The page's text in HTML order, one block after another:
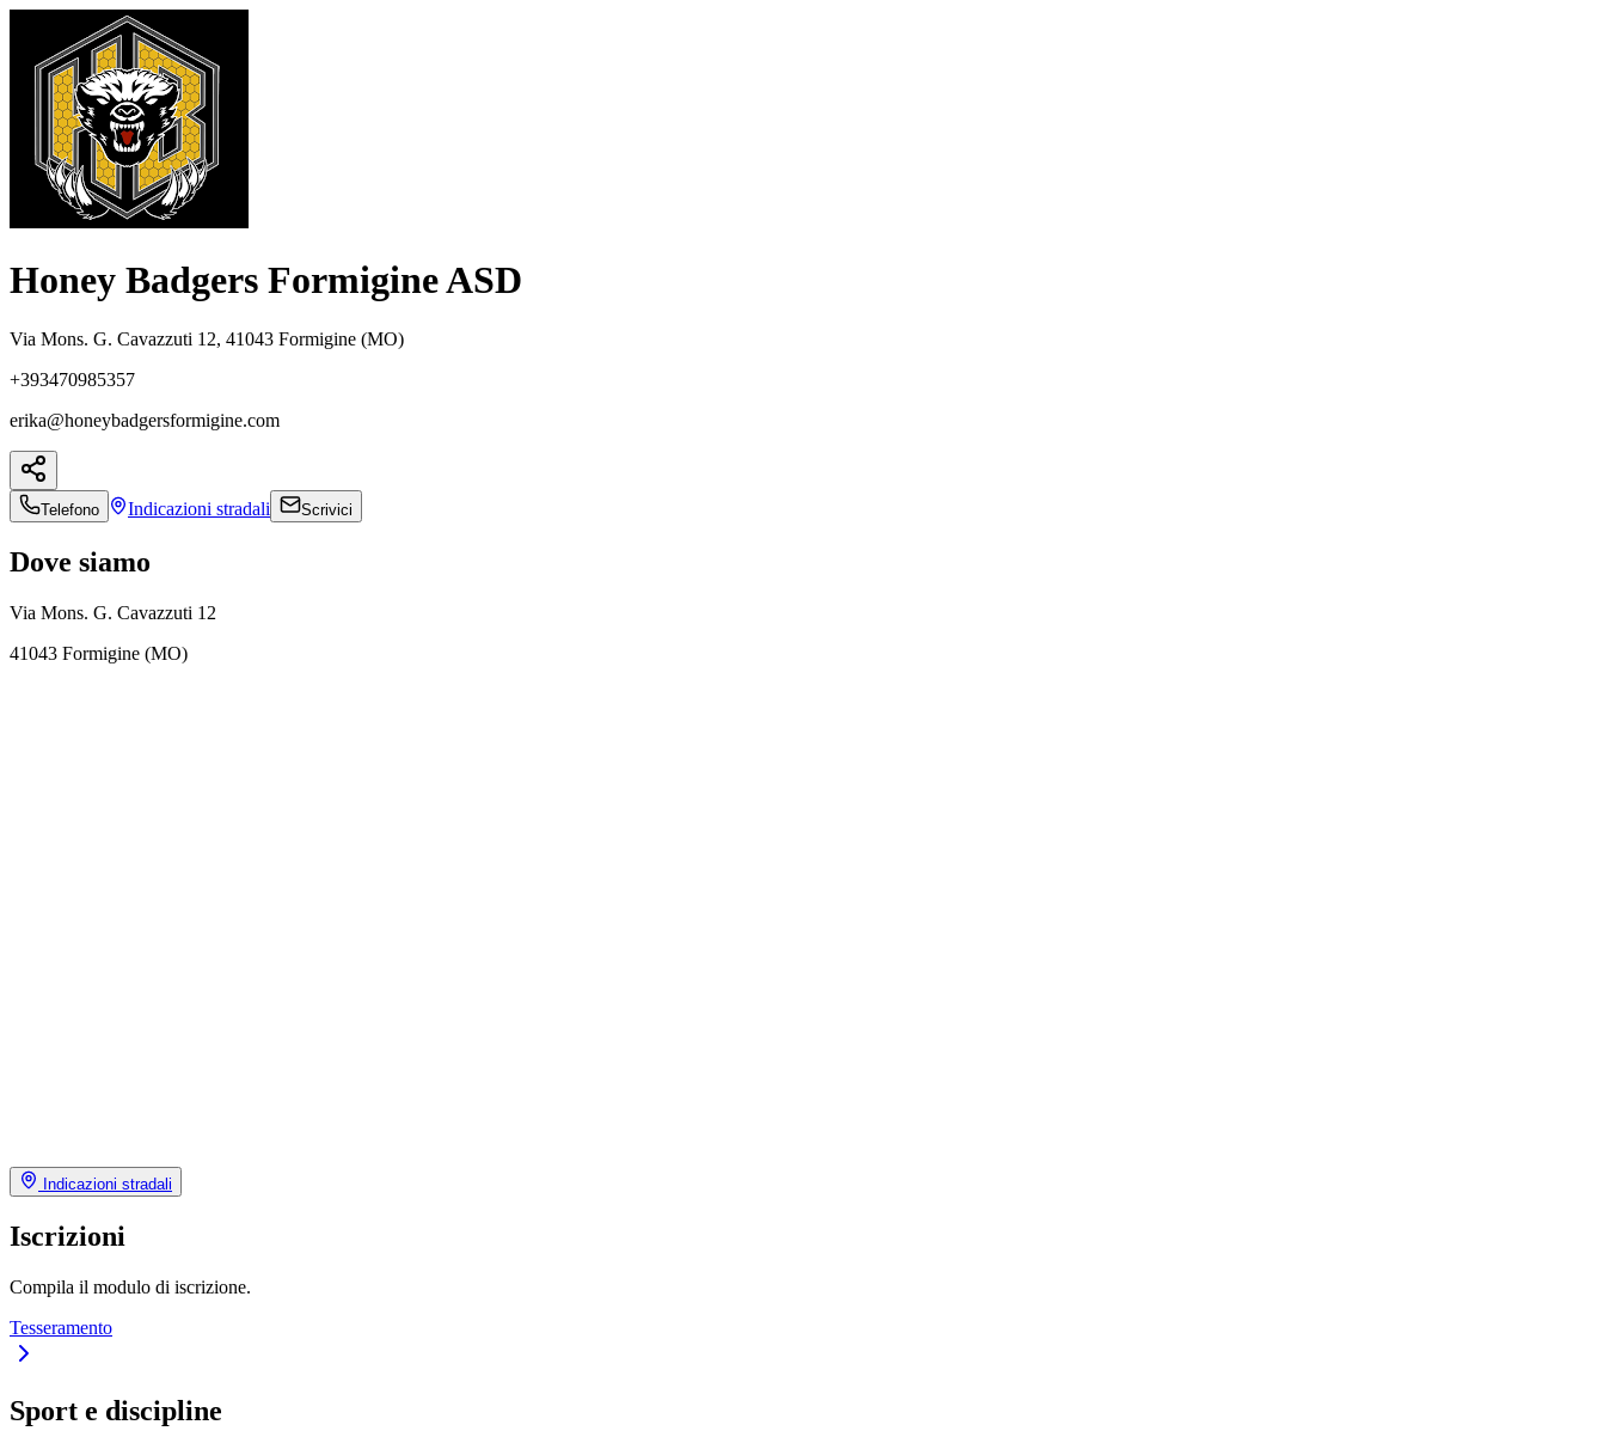
Honey Badgers Formigine ASD
Via Mons. G. Cavazzuti 12, 41043 Formigine (MO)
+393470985357
erika@honeybadgersformigine.com
Telefono Indicazioni stradali Scrivici
Dove siamo
Via Mons. G. Cavazzuti 12
41043 Formigine (MO)
Indicazioni stradali
Iscrizioni
Compila il modulo di iscrizione.
Tesseramento
Sport e discipline